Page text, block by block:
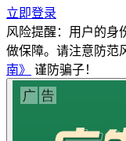
立即登录
风险提醒：用户的身
做保障。请注意防范
南》
谨防骗子！